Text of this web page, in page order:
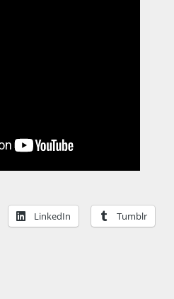
LinkedIn Tumblr